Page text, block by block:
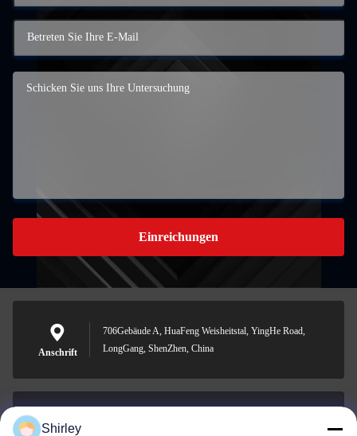
Einreichungen
Anschrift
706Gebäude A, HuaFeng Weisheitstal, YingHe Road,
LongGang, ShenZhen, China
Shirley